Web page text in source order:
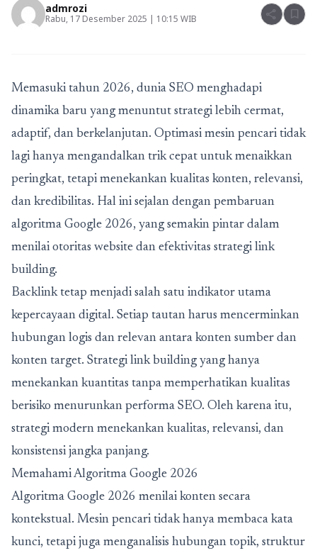
admrozi
Rabu, 17 Desember 2025 | 10:15 WIB share bookmark
Memasuki tahun 2026, dunia SEO menghadapi
dinamika baru yang menuntut strategi lebih cermat,
adaptif, dan berkelanjutan. Optimasi mesin pencari tidak
lagi hanya mengandalkan trik cepat untuk menaikkan
peringkat, tetapi menekankan kualitas konten, relevansi,
dan kredibilitas. Hal ini sejalan dengan pembaruan
algoritma Google 2026, yang semakin pintar dalam
menilai otoritas website dan efektivitas strategi link
building.
Backlink tetap menjadi salah satu indikator utama
kepercayaan digital. Setiap tautan harus mencerminkan
hubungan logis dan relevan antara konten sumber dan
konten target. Strategi link building yang hanya
menekankan kuantitas tanpa memperhatikan kualitas
berisiko menurunkan performa SEO. Oleh karena itu,
strategi modern menekankan kualitas, relevansi, dan
konsistensi jangka panjang.
Memahami Algoritma Google 2026
Algoritma Google 2026 menilai konten secara
kontekstual. Mesin pencari tidak hanya membaca kata
kunci, tetapi juga menganalisis hubungan topik, struktur